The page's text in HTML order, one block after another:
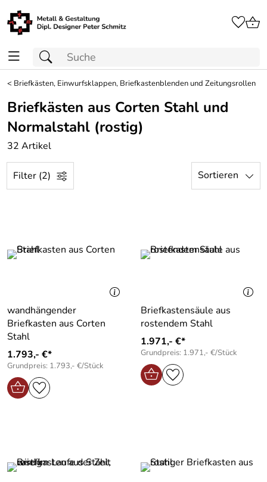
< Briefkästen, Einwurfsklappen, Briefkastenblenden und Zeitungsrollen
Briefkästen aus Corten Stahl und
Normalstahl (rostig)
32 Artikel
Filter (2) Sortieren
wandhängender
Briefkasten aus Corten
Stahl
1.793,- €*
Grundpreis: 1.793,- €/Stück
Briefkastensäule aus
rostendem Stahl
1.971,- €*
Grundpreis: 1.971,- €/Stück